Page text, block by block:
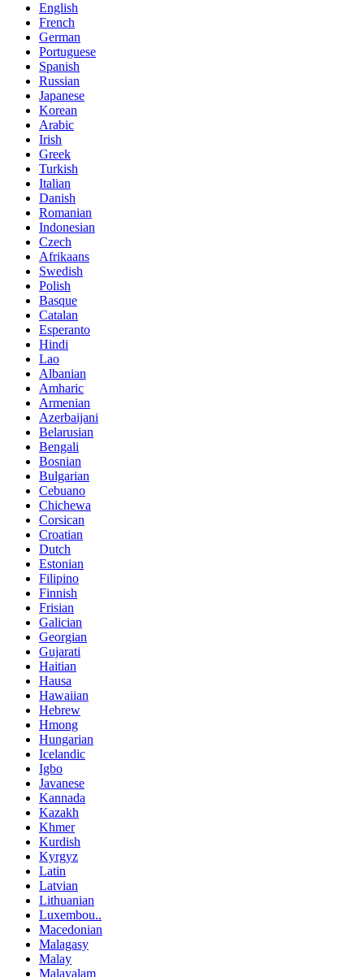
English
French
German
Portuguese
Spanish
Russian
Japanese
Korean
Arabic
Irish
Greek
Turkish
Italian
Danish
Romanian
Indonesian
Czech
Afrikaans
Swedish
Polish
Basque
Catalan
Esperanto
Hindi
Lao
Albanian
Amharic
Armenian
Azerbaijani
Belarusian
Bengali
Bosnian
Bulgarian
Cebuano
Chichewa
Corsican
Croatian
Dutch
Estonian
Filipino
Finnish
Frisian
Galician
Georgian
Gujarati
Haitian
Hausa
Hawaiian
Hebrew
Hmong
Hungarian
Icelandic
Igbo
Javanese
Kannada
Kazakh
Khmer
Kurdish
Kyrgyz
Latin
Latvian
Lithuanian
Luxembou..
Macedonian
Malagasy
Malay
Malayalam